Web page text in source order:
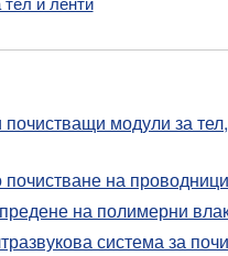
почистващи модули за
почистване на проводници
на полимерни
система за